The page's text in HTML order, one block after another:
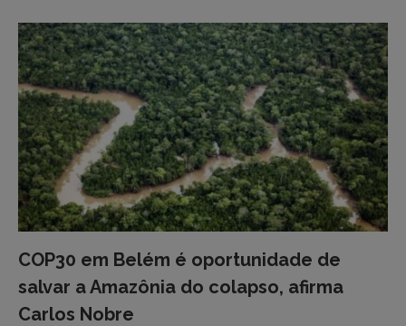
COP30 em Belém é oportunidade de
salvar a Amazônia do colapso, afirma
Carlos Nobre